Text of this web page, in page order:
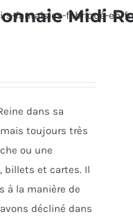
Midi
dans sa
toujours très
ou une
billets et cartes. Il
à la manière de
décliné dans